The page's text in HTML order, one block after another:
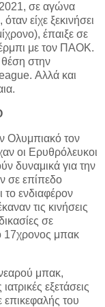
σε αγώνα
είχε ξεκινήσει
έπαιξε σε
με τον ΠΑΟΚ.
θέση στην
Αλλά και
Ολυμπιακό τον
οι Ερυθρόλευκοι
δυναμικά για την
σε επίπεδο
ενδιαφέρον
τις κινήσεις
σε
17χρονος μπακ
μπακ,
εξετάσεις
του